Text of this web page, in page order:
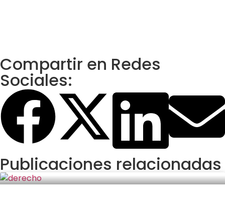
Compartir en Redes
Sociales:
Publicaciones relacionadas